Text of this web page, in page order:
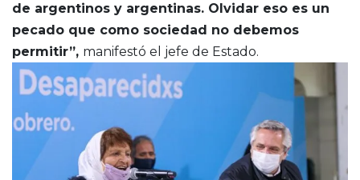
de argentinos y argentinas. Olvidar eso es un
pecado que como sociedad no debemos
permitir”, manifestó el jefe de Estado.